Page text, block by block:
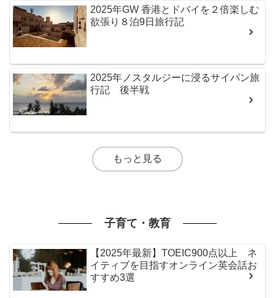
2025年GW 香港とドバイを２倍楽しむ
欲張り８泊9日旅行記
2025年ノスタルジーに浸るサイパン旅
行記 後半戦
もっと見る
子育て・教育
【2025年最新】TOEIC900点以上 ネ
イティブを目指すオンライン英会話お
すすめ3選